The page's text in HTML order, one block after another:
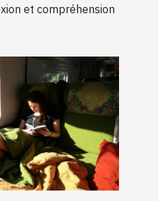
et compréhension